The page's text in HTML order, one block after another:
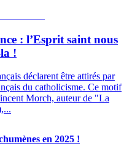
: l’Esprit saint nous
!
déclarent être attirés par
du catholicisme. Ce motif
Morch, auteur de "La
en 2025 !